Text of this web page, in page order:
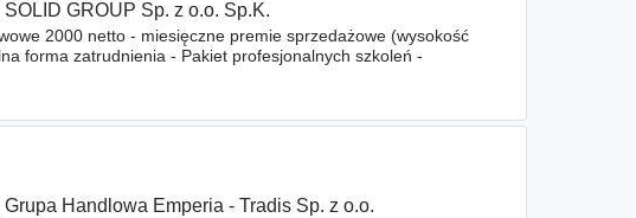
SOLID GROUP Sp. z o.o. Sp.K.
2000 netto - miesięczne premie sprzedażowe (wysokość
forma zatrudnienia - Pakiet profesjonalnych szkoleń -
Grupa Handlowa Emperia - Tradis Sp. z o.o.